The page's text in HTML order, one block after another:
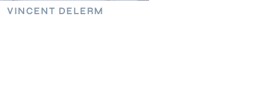
VINCENT DELERM